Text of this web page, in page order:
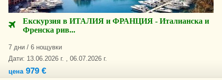
Екскурзия в ИТАЛИЯ и ФРАНЦИЯ - Италианска и
Френска рив...
7 дни / 6 нощувки
Дати: 13.06.2026 г. , 06.07.2026 г.
цена979 €